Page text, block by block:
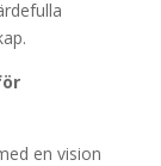
en vision